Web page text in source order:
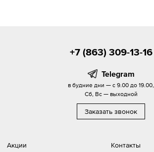
Акции
Контакты
+7 (863) 309-13-16
Telegram
в будние дни — с 9.00 до 19.00,
Сб, Вс — выходной
Заказать звонок